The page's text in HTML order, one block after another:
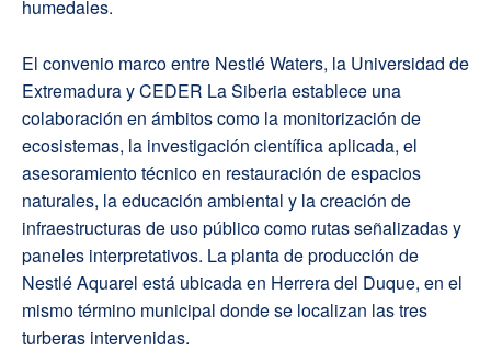
humedales.
El convenio marco entre Nestlé Waters, la Universidad de
Extremadura y CEDER La Siberia establece una
colaboración en ámbitos como la monitorización de
ecosistemas, la investigación científica aplicada, el
asesoramiento técnico en restauración de espacios
naturales, la educación ambiental y la creación de
infraestructuras de uso público como rutas señalizadas y
paneles interpretativos. La planta de producción de
Nestlé Aquarel está ubicada en Herrera del Duque, en el
mismo término municipal donde se localizan las tres
turberas intervenidas.